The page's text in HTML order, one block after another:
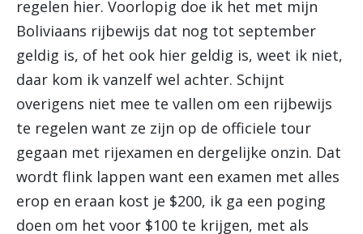
regelen hier. Voorlopig doe ik het met mijn
Boliviaans rijbewijs dat nog tot september
geldig is, of het ook hier geldig is, weet ik niet,
daar kom ik vanzelf wel achter. Schijnt
overigens niet mee te vallen om een rijbewijs
te regelen want ze zijn op de officiele tour
gegaan met rijexamen en dergelijke onzin. Dat
wordt flink lappen want een examen met alles
erop en eraan kost je $200, ik ga een poging
doen om het voor $100 te krijgen, met als